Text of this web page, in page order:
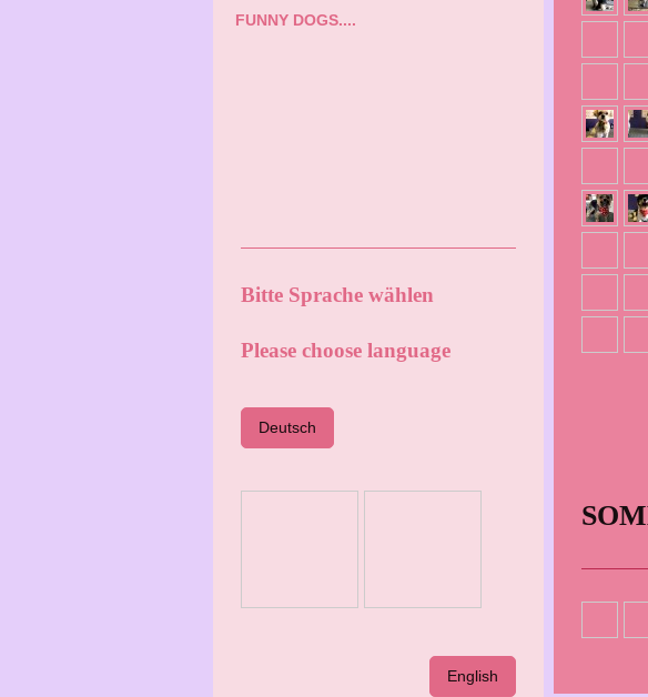
FUNNY DOGS....
Bitte Sprache wählen
Please choose language
Deutsch
English